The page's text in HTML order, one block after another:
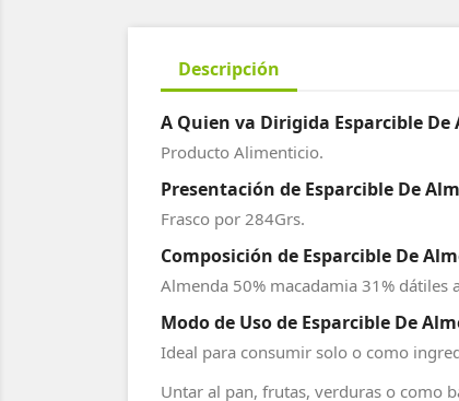
Descripción
A Quien va Dirigida Esparcible
Producto Alimenticio.
Presentación de Esparcible De
Frasco por 284Grs.
Composición de Esparcible De
Almenda 50% macadamia 31%
Modo de Uso de Esparcible De
Ideal para consumir solo o como
Untar al pan, frutas, verduras o como